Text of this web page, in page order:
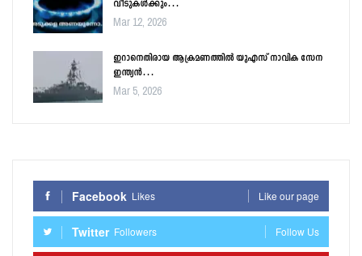
വീടുകൾക്കും…
Mar 12, 2026
ഇറാനെതിരായ ആക്രമണത്തിൽ യുഎസ് നാവിക സേന
ഇന്ത്യൻ…
Mar 5, 2026
Facebook Likes Like our page
Twitter Followers Follow Us